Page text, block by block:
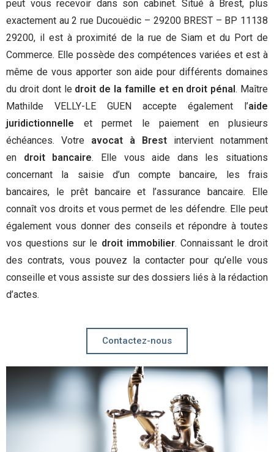
peut vous recevoir dans son cabinet. Situé à Brest, plus
exactement au 2 rue Ducouëdic – 29200 BREST – BP 11138
29200, il est à proximité de la rue de Siam et du Port de
Commerce. Elle possède des compétences variées et est à
même de vous apporter son aide pour différents domaines
du droit dont le droit de la famille et en droit pénal. Maître
Mathilde VELLY-LE GUEN accepte également l’aide
juridictionnelle et permet le paiement en plusieurs
échéances. Votre avocat à Brest intervient notamment
en droit bancaire. Elle vous aide dans les situations
concernant la saisie d’un compte bancaire, les frais
bancaires, le prêt bancaire et l’assurance bancaire. Elle
connaît vos droits et vous permet de les défendre. Elle peut
également vous donner des conseils et répondre à toutes
vos questions sur le droit immobilier. Connaissant le droit
des contrats, vous pouvez la contacter pour qu’elle vous
conseille et vous assiste sur des dossiers liés à la rédaction
d’actes.
Contactez-nous